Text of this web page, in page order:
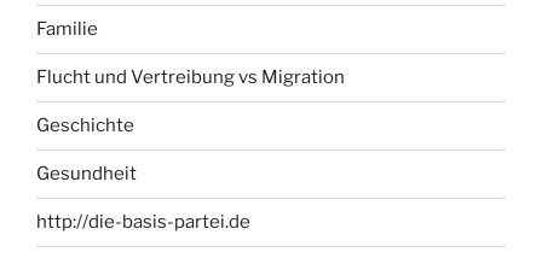
Familie
Flucht und Vertreibung vs Migration
Geschichte
Gesundheit
http://die-basis-partei.de